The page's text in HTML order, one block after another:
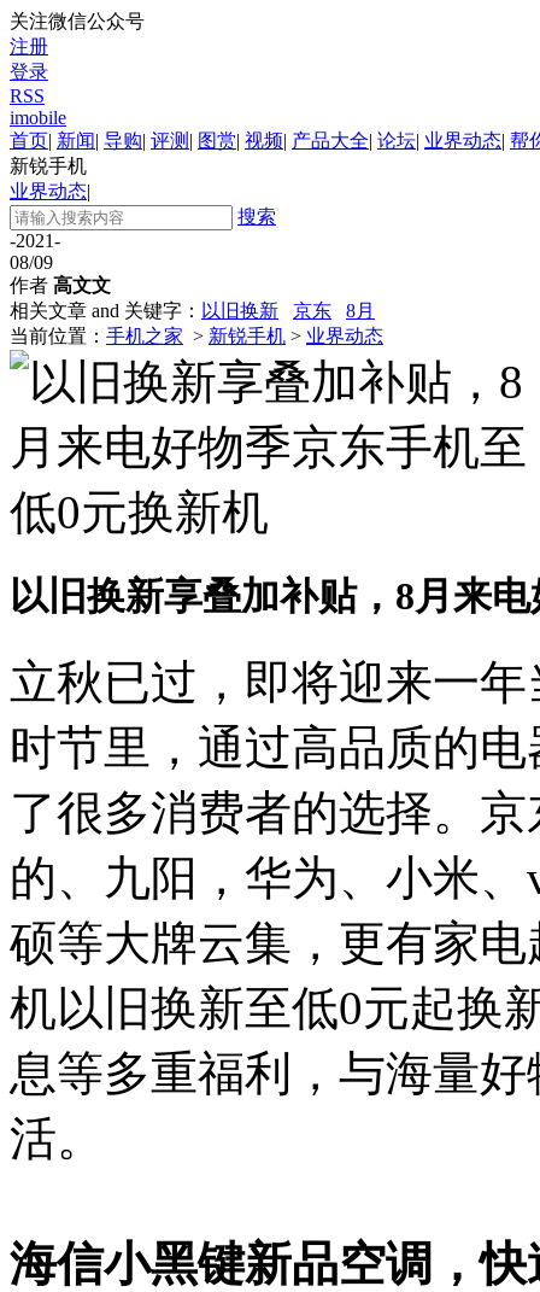
关注微信公众号
注册
登录
RSS
imobile
首页| 新闻| 导购| 评测 | 图赏| 视频| 产品大全| 论坛| 业界动态| 帮
新锐手机
业界动态|
搜索
-2021-
08/09
作者 高文文
相关文章 and 关键字： 以旧换新 京东
8月
当前位置： 手机之家 > 新锐手机 > 业界动态
以旧换新享叠加补贴，8月来
立秋已过，即将迎来一
时节里，通过高品质的
了很多消费者的选择。
的、九阳，华为、小米
硕等大牌云集，更有家
机以旧换新至低0元起换
息等多重福利，与海量
活。
海信小黑键新品空调，